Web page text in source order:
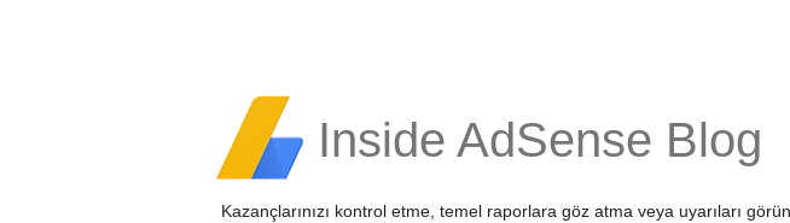
Inside AdSense Blog
Kazançlarınızı kontrol etme, temel raporlara göz atma veya uyarıları